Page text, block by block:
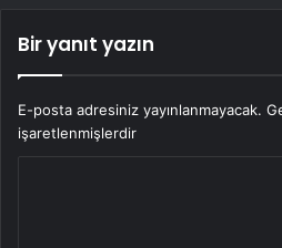
Bir yanıt yazın
E-posta adresiniz yayınlanmayacak.
işaretlenmişlerdir